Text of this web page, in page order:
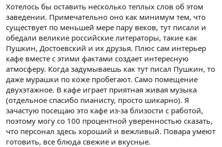
а
Хотелось бы оставить несколько теплых слов об этом
заведении. Примечательно оно как минимум тем, что
существует по меньшей мере пару веков, тут писали и
обедали великие российские литераторы, такие как
Пушкин, Достоевский и их друзья. Плюс сам интерьер
кафе вместе с этими фактами создает интересную
атмосферу. Когда задумываешь как тут писал Пушкин, то
даже мурашки по коже пробегают. Само помещение
двухэтажное. В кафе играет приятная живая музыка
(отдельное спасибо пианисту, просто шикарно). Я
зачастую посещаю это кафе из-за близости с работой,
поэтому могу со 100 процентной уверенностью сказать,
что персонал здесь хороший и вежливый. Повара умеют
готовить, все блюда свежие и вкусные.